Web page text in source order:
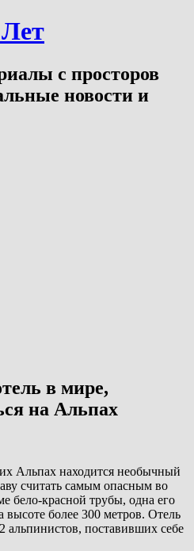
с просторов
новости и
в мире,
на Альпах
Альпах находится необычный
считать самым опасным во
бело-красной трубы, одна его
высоте более 300 метров. Отель
альпинистов, поставивших себе